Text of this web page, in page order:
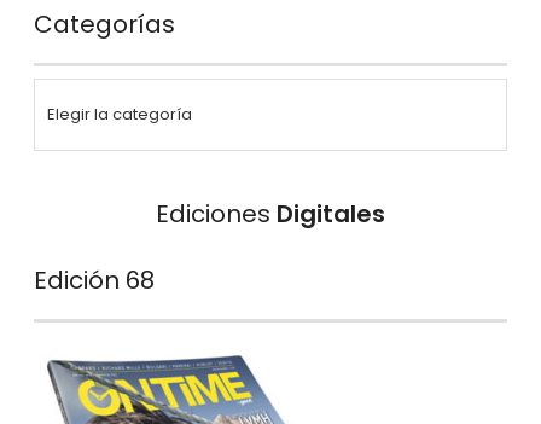
Categorías
Ediciones Digitales
Edición 68